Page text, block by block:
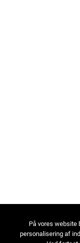
På vores website
personalisering af